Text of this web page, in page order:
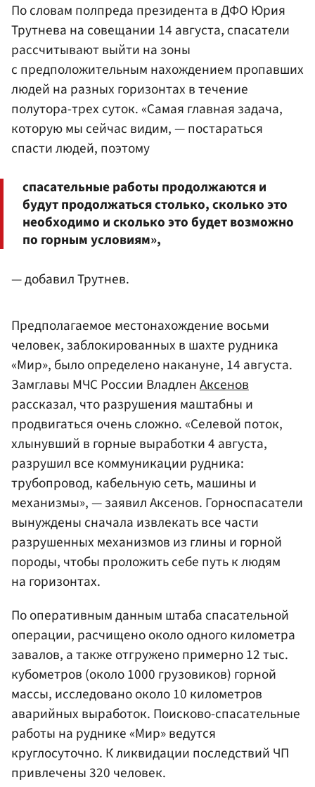
По словам полпреда президента в ДФО Юрия
Трутнева на совещании 14 августа, спасатели
рассчитывают выйти на зоны
с предположительным нахождением пропавших
людей на разных горизонтах в течение
полутора-трех суток. «Самая главная задача,
которую мы сейчас видим, — постараться
спасти людей, поэтому
спасательные работы продолжаются и
будут продолжаться столько, сколько это
необходимо и сколько это будет возможно
по горным условиям»,
— добавил Трутнев.
Предполагаемое местонахождение восьми
человек, заблокированных в шахте рудника
«Мир», было определено накануне, 14 августа.
Замглавы МЧС России ВладленАксенов
рассказал, что разрушения маштабны и
продвигаться очень сложно. «Селевой поток,
хлынувший в горные выработки 4 августа,
разрушил все коммуникации рудника:
трубопровод, кабельную сеть, машины и
механизмы», — заявил Аксенов. Горноспасатели
вынуждены сначала извлекать все части
разрушенных механизмов из глины и горной
породы, чтобы проложить себе путь к людям
на горизонтах.
По оперативным данным штаба спасательной
операции, расчищено около одного километра
завалов, а также отгружено примерно 12 тыс.
кубометров (около 1000 грузовиков) горной
массы, исследовано около 10 километров
аварийных выработок. Поисково-спасательные
работы на руднике «Мир» ведутся
круглосуточно. К ликвидации последствий ЧП
привлечены 320 человек.